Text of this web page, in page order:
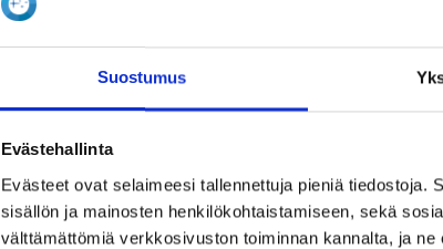
Suostumus
Evästehallinta
Evästeet ovat selaimeesi tallennettuja pieniä
sisällön ja mainosten henkilökohtaistamiseen, sekä
välttämättömiä verkkosivuston toiminnan kannalta, ja ne